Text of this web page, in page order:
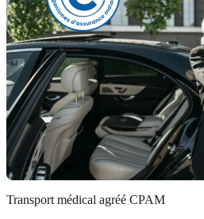
Transport médical agréé CPAM